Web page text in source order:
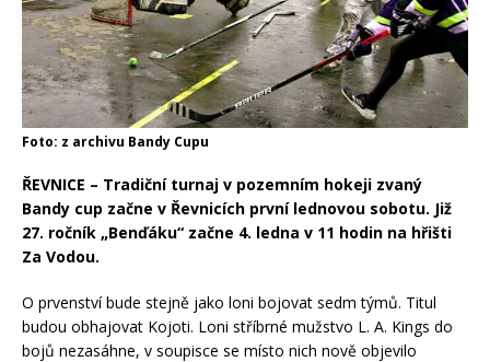
Foto: z archivu Bandy Cupu
ŘEVNICE – Tradiční turnaj v pozemním hokeji zvaný
Bandy cup začne v Řevnicích první lednovou sobotu. Již
27. ročník „Benďáku“ začne 4. ledna v 11 hodin na hřišti
Za Vodou.
O prvenství bude stejně jako loni bojovat sedm týmů. Titul
budou obhajovat Kojoti. Loni stříbrné mužstvo L. A. Kings do
bojů nezasáhne, v soupisce se místo nich nově objevilo